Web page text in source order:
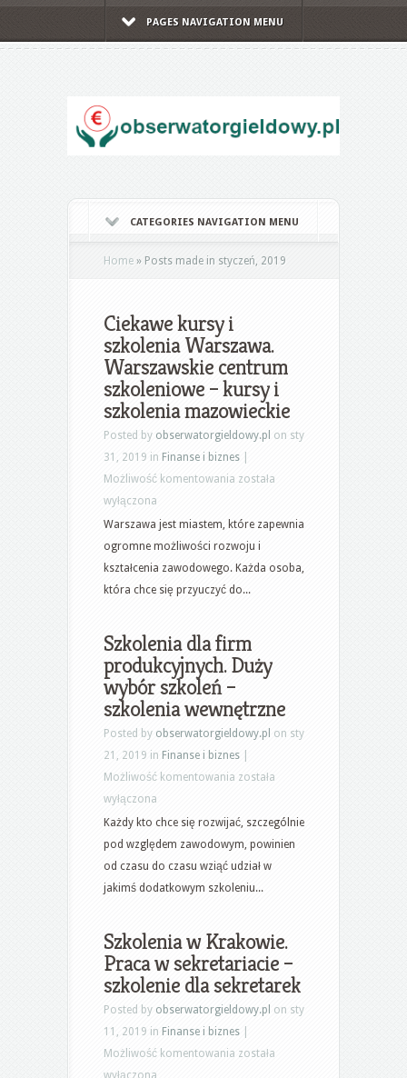
PAGES NAVIGATION MENU
CATEGORIES NAVIGATION MENU
Home » Posts made in styczeń, 2019
Ciekawe kursy i
szkolenia Warszawa.
Warszawskie centrum
szkoleniowe – kursy i
szkolenia mazowieckie
Posted by obserwatorgieldowy.pl on sty
31, 2019 in Finanse i biznes
Możliwość komentowania Ciekawe
i
szkolenia
Warszawa.
Warszawskie
–
kursy
szkolenia
mazowieckie
została
wyłączona
Warszawa jest miastem, które zapewnia
ogromne możliwości rozwoju i
kształcenia zawodowego. Każda osoba,
która chce się przyuczyć do...
Szkolenia dla firm
produkcyjnych. Duży
wybór szkoleń –
szkolenia wewnętrzne
Posted by obserwatorgieldowy.pl on sty
21, 2019 in Finanse i biznes
Możliwość komentowania Szkolenia
firm
produkcyjnych.
Duży
wybór
szkolenia
wewnętrzne
została
wyłączona
Każdy kto chce się rozwijać, szczególnie
pod względem zawodowym, powinien
od czasu do czasu wziąć udział w
jakimś dodatkowym szkoleniu...
Szkolenia w Krakowie.
Praca w sekretariacie –
szkolenie dla sekretarek
Posted by obserwatorgieldowy.pl on sty
11, 2019 in Finanse i biznes
Możliwość komentowania Szkolenia
została